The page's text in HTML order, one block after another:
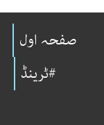
صفحہ اول
#ٹرینڈ